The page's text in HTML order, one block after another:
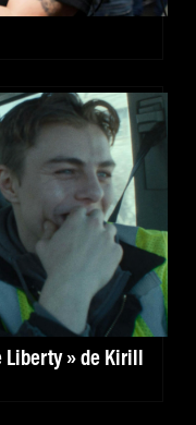
» de Kirill